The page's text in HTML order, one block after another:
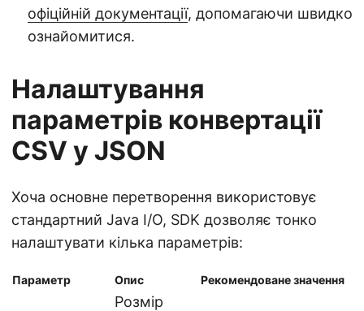
офіційній документації, допомагаючи швидко
ознайомитися.
Налаштування
параметрів конвертації
CSV у JSON
Хоча основне перетворення використовує
стандартний Java I/O, SDK дозволяє тонко
налаштувати кілька параметрів:
Параметр Опис Рекомендоване значення
Розмір